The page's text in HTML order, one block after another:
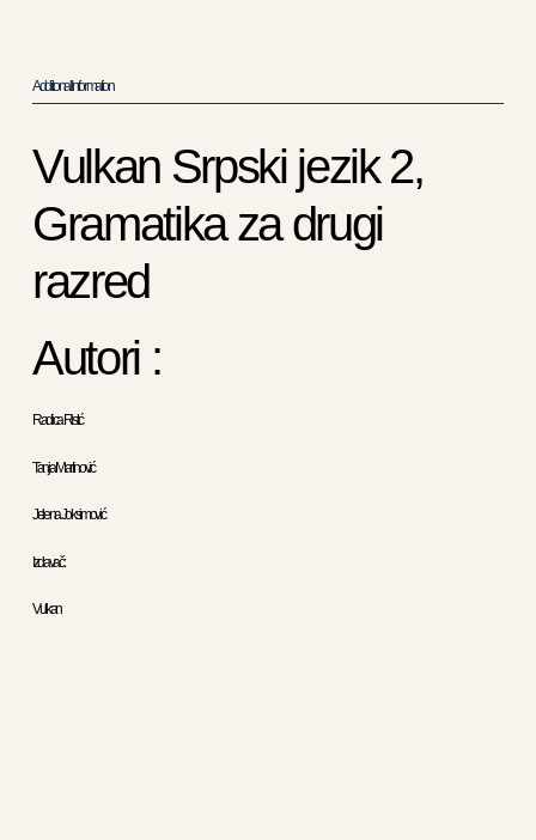
Additional Information
Vulkan Srpski jezik 2,
Gramatika za drugi
razred
Autori :
Radica Ristić
Tanja Martinović
Jelena Joksimović
Izdavač :
Vulkan